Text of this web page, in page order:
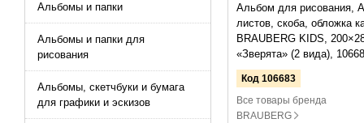
Альбом для рисования,
листов, скоба, обложка
BRAUBERG KIDS,
«Зверята» (2 вида),
Код 106683
Все товары бренда
BRAUBERG
Альбомы и папки
Альбомы и папки для
рисования
Альбомы, скетчбуки и бумага
для графики и эскизов